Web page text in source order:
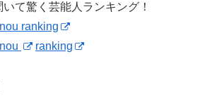
て驚く芸能人ランキング！
ranking
ranking